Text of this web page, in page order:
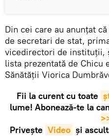
Din cei care au anunțat
de secretari de stat,
vicedirectori de instituții,
lista prezentată de
Sănătății Viorica
Fii la curent cu toate
lume! Abonează-te la
Privește Video și